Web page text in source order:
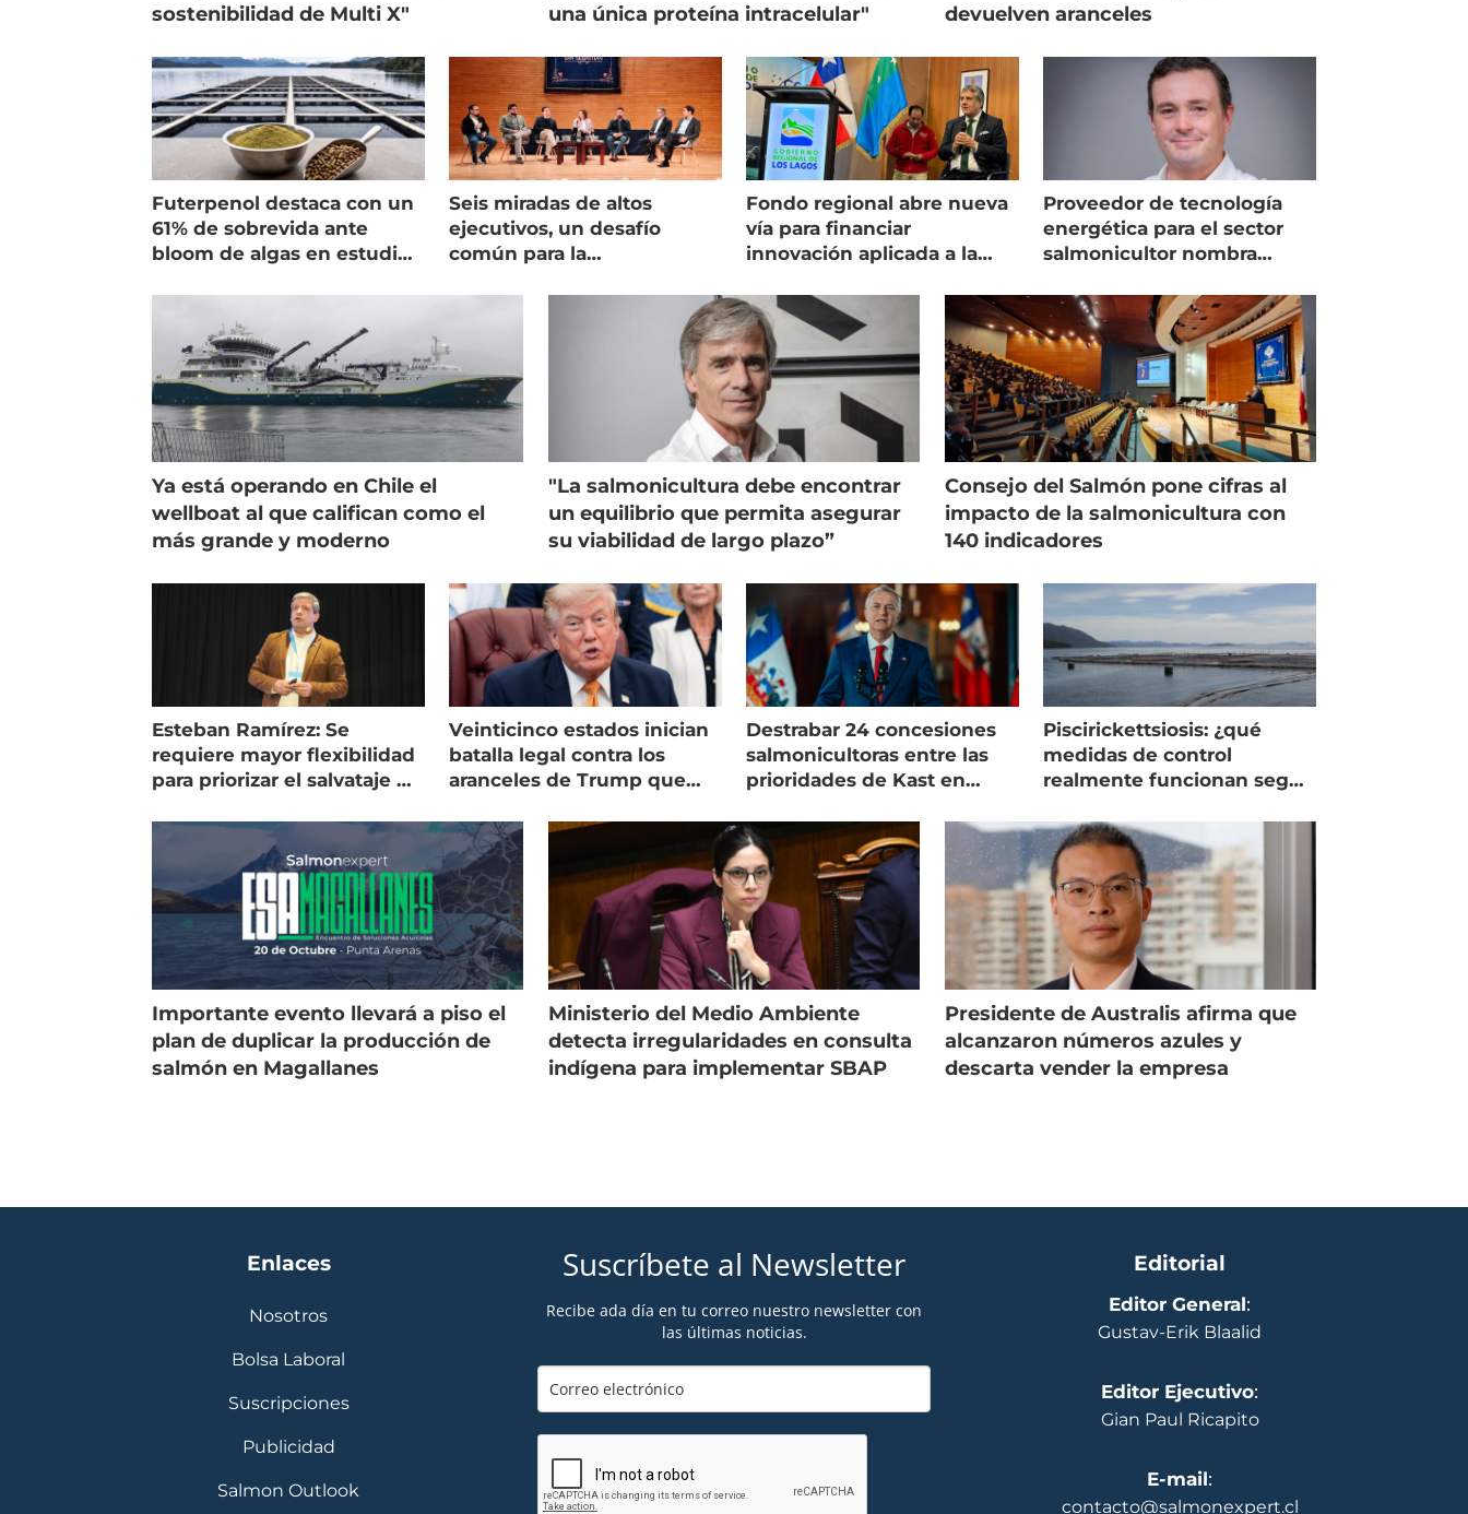
sostenibilidad de Multi X"
una única proteína intracelular"
devuelven aranceles
Futerpenol destaca con un
61% de sobrevida ante
bloom de algas en estudio
Seis miradas de altos
ejecutivos, un desafío
común para la
Fondo regional abre nueva
vía para financiar
innovación aplicada a la
Proveedor de tecnología
energética para el sector
salmonicultor nombra
Ya está operando en Chile el
wellboat al que califican como el
más grande y moderno
"La salmonicultura debe encontrar
un equilibrio que permita asegurar
su viabilidad de largo plazo”
Consejo del Salmón pone cifras al
impacto de la salmonicultura con
140 indicadores
Esteban Ramírez: Se
requiere mayor flexibilidad
para priorizar el salvataje de
Veinticinco estados inician
batalla legal contra los
aranceles de Trump que
Destrabar 24 concesiones
salmonicultoras entre las
prioridades de Kast en
Piscirickettsiosis: ¿qué
medidas de control
realmente funcionan según
Importante evento llevará a piso el
plan de duplicar la producción de
salmón en Magallanes
Ministerio del Medio Ambiente
detecta irregularidades en consulta
indígena para implementar SBAP
Presidente de Australis afirma que
alcanzaron números azules y
descarta vender la empresa
Enlaces
Nosotros
Bolsa Laboral
Suscripciones
Publicidad
Salmon Outlook
Suscríbete al Newsletter
Recibe ada día en tu correo nuestro newsletter con
las últimas noticias.
Editorial
Editor General:
Gustav-Erik Blaalid
Editor Ejecutivo:
Gian Paul Ricapito
E-mail:
contacto@salmonexpert.cl